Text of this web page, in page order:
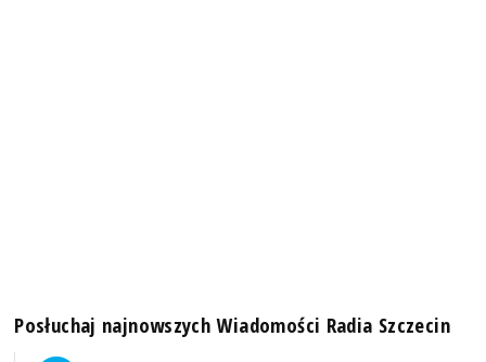
Posłuchaj najnowszych Wiadomości Radia Szczecin